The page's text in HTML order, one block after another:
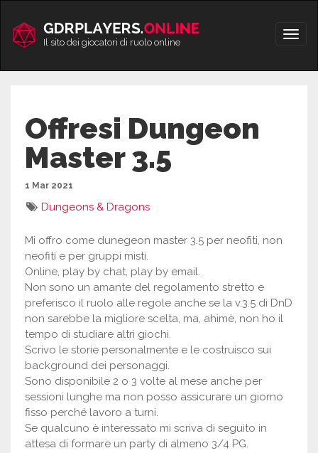
contenuto
Apri/
Il sito dei giocatori di ruolo online
Offresi Dungeon
Master 3.5
1 Mar 2021
Dungeons & Dragons
Mi offro come dunegeon master 3.5 per neofiti, non
neofiti e per gruppi misti.
Online, play by chat, play by email.
Non sono un amante del regolamento stretto e
preferisco il ruolo alle regole anche se la v.3.5 di DnD
non sarebbe la migliore scelta, ma, ahimè, non ho il
tempo di studiare altri giochi.
Scrivo le storie personalmente e le costruisco sui
background dei personaggi.
Sono disponibile 2 o 3 volte al mese anche per
sessioni lunghe ma non posso assicurare un giorno
fisso perché lavoro a turni.
Se qualcuno è interessato mi scriva di seguito in
attesa di formare un party di almeno 3/4 PG.